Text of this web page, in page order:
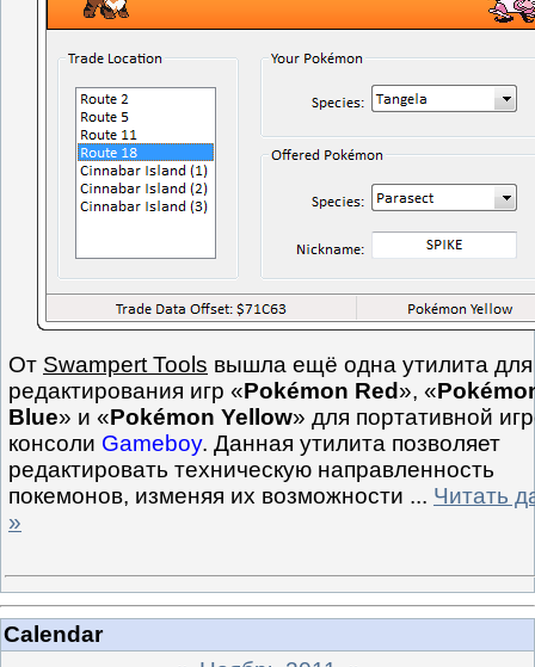
От Swampert Tools вышла ещё одна утилита для
редактирования игр «Pokémon Red», «
Blue» и «Pokémon Yellow» для портативной
консоли Gameboy. Данная утилита позволяет
редактировать техническую направленность
покемонов, изменяя их возможности ... Читать
»
Calendar